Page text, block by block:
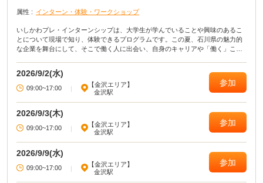
属性 : インターン・体験・ワークショップ
いしかわプレ・インターンシップは、大学生が学んでいることや興味のあるこ
とについて現場で知り、体験できるプログラムです。この夏、石川県の魅力的
な企業を舞台にして、そこで働く人に出会い、自身のキャリアや「働く」こと
2026/9/2(水)
09:00~17:00 |
【金沢エリア】
金沢駅
参加
2026/9/3(木)
09:00~17:00 |
【金沢エリア】
金沢駅
参加
2026/9/9(水)
09:00~17:00 |
【金沢エリア】
金沢駅
参加